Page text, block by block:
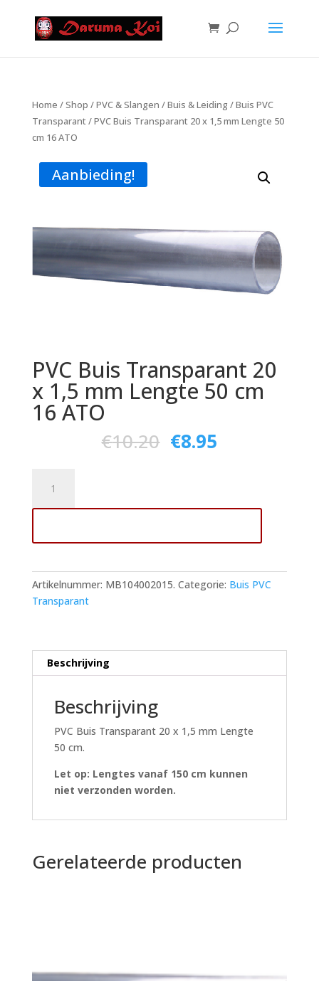
Home /Shop /PVC & Slangen /Buis & Leiding /Buis PVC
Transparant/ PVC Buis Transparant 20 x 1,5 mm Lengte 50
cm 16 ATO
Aanbieding!
PVC Buis Transparant 20
x 1,5 mm Lengte 50 cm
16 ATO
€10.20 €8.95
Transparant
x
mm
Lengte
50
aantal
Artikelnummer: MB104002015. Categorie: Buis PVC
Transparant
Beschrijving
Beschrijving
PVC Buis Transparant 20 x 1,5 mm Lengte
50 cm.
Let op: Lengtes vanaf 150 cm kunnen
niet verzonden worden.
Gerelateerde producten